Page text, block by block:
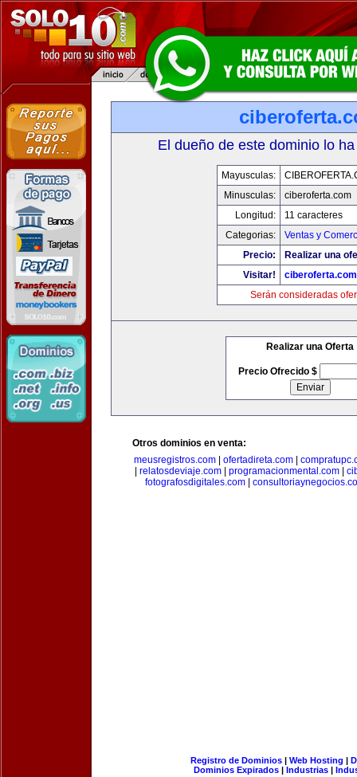
El dueño de este dominio lo
Mayusculas:
Minusculas:
ciberoferta.com
Longitud:
11 caracteres
Categorias:
Ventas y
Precio:
Realizar una
Visitar!
ciberoferta.com
Serán consideradas
Realizar una Oferta
Precio Ofrecido $
Otros dominios en venta:
meusregistros.com| ofertadireta.com|
relatosdeviaje.com| programacionmental.com|
fotografosdigitales.com
Registro de Dominios| Web Hosting |
Dominios Expirados | Industrias |